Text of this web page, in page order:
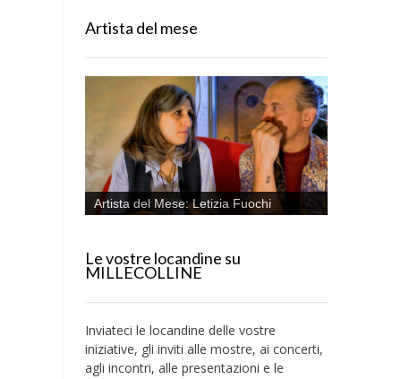
Artista del mese
Artista del Mese: Letizia Fuochi
Le vostre locandine su
MILLECOLLINE
Inviateci le locandine delle vostre
iniziative, gli inviti alle mostre, ai concerti,
agli incontri, alle presentazioni e le